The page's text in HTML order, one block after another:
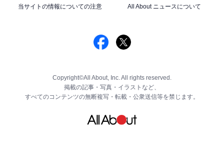
当サイトの情報についての注意
All About ニュースについて
Copyright©All About, Inc. All rights reserved.
掲載の記事・写真・イラストなど、
すべてのコンテンツの無断複写・転載・公衆送信等を禁じます。